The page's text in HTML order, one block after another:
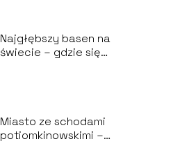
Najgłębszy basen na
świecie – gdzie się
Miasto ze schodami
potiomkinowskimi –